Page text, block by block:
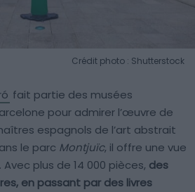
Crédit photo : Shutterstock
fait partie des musées
pour admirer l’œuvre de
espagnols de l’art abstrait
le parc Montjuïc, il offre une vue
plus de 14 000 pièces, des
en passant par des livres